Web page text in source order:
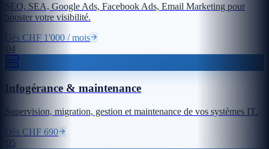
SEO, SEA, Google Ads, Facebook Ads, Email Marketing pour
booster votre visibilité.
Dès CHF 1'000 / mois
04
Infogérance & maintenance
Supervision, migration, gestion et maintenance de vos systèmes IT.
Dès CHF 690
05